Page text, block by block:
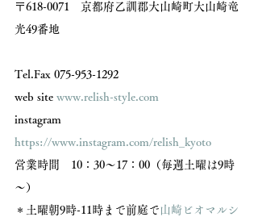
〒618-0071　京都府乙訓郡大山崎町大山崎竜
光49番地
Tel.Fax 075-953-1292
web site www.relish-style.com
instagram
https://www.instagram.com/relish_kyoto
営業時間　10：30～17：00（毎週土曜は9時
～）
＊土曜朝9時-11時まで前庭で 山崎ビオマルシ